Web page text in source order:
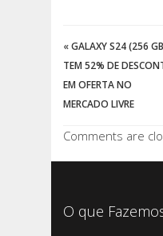
«GALAXY S24 (256
TEM 52% DE
EM OFERTA NO
MERCADO LIVRE
Comments are
O que